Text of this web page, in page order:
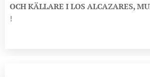
OCH KÄLLARE I LOS ALCAZARES,
!